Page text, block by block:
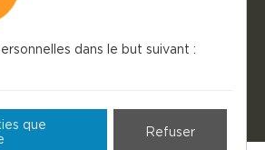
dans le but suivant :
Refuser
que